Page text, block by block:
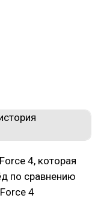
4, которая
по сравнению
4